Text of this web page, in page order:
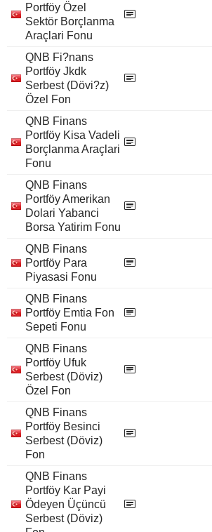
Portföy Özel
Sektör Borçlanma
Araçlari Fonu
QNB Fi?nans
Portföy Jkdk
Serbest (Dövi?z)
Özel Fon
QNB Finans
Portföy Kisa Vadeli
Borçlanma Araçlari
Fonu
QNB Finans
Portföy Amerikan
Dolari Yabanci
Borsa Yatirim Fonu
QNB Finans
Portföy Para
Piyasasi Fonu
QNB Finans
Portföy Emtia Fon
Sepeti Fonu
QNB Finans
Portföy Ufuk
Serbest (Döviz)
Özel Fon
QNB Finans
Portföy Besinci
Serbest (Döviz)
Fon
QNB Finans
Portföy Kar Payi
Ödeyen Üçüncü
Serbest (Döviz)